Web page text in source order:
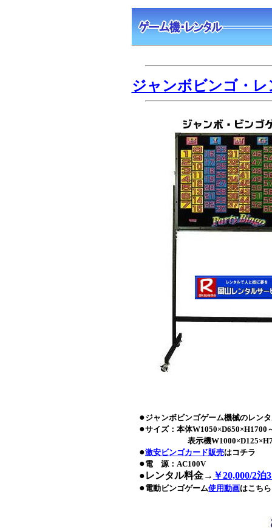
ジャンボビンゴ・レ
●ジャンボビンゴゲーム機械のレン
●サイズ：本体W1050×D650×H1700
表示機
●激安ビンゴカード販売はコチラ
●電 源：AC100V
●レンタル料金→ ￥20,000/2泊
●電動ビンゴゲーム使用動画はこち